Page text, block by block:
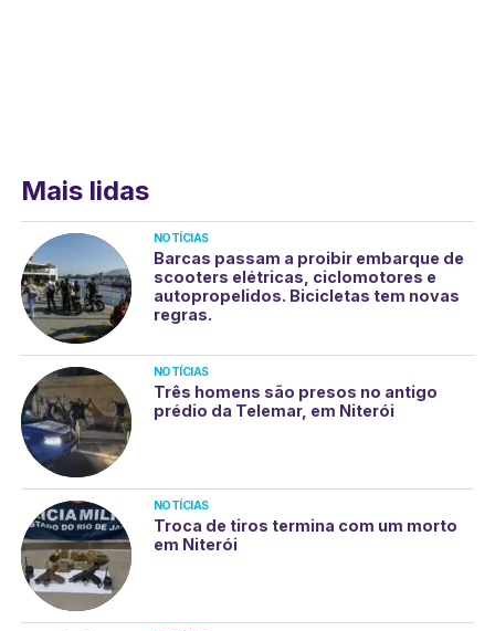
Mais lidas
NOTÍCIAS
Barcas passam a proibir embarque de
scooters elétricas, ciclomotores e
autopropelidos. Bicicletas tem novas
regras.
NOTÍCIAS
Três homens são presos no antigo
prédio da Telemar, em Niterói
NOTÍCIAS
Troca de tiros termina com um morto
em Niterói